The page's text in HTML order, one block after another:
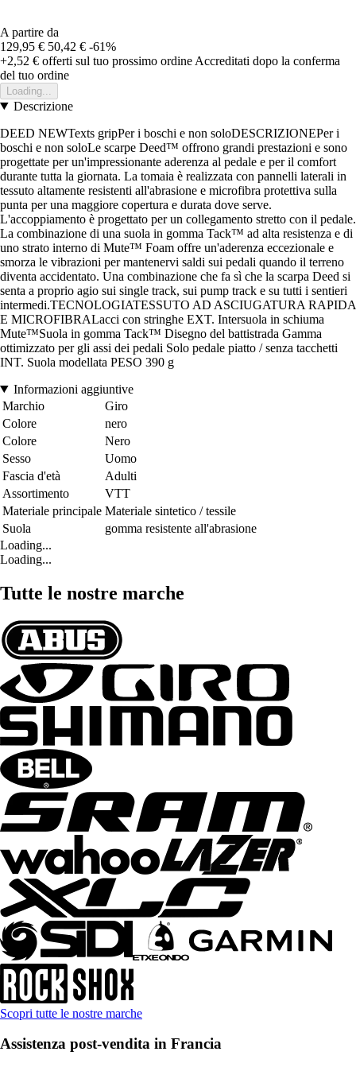
A partire da
129,95 € 50,42 € -61%
+2,52 € offerti sul tuo prossimo ordine Accreditati dopo la conferma
del tuo ordine
Loading...
Descrizione
DEED NEWTexts gripPer i boschi e non soloDESCRIZIONEPer i
boschi e non soloLe scarpe Deed™ offrono grandi prestazioni e sono
progettate per un'impressionante aderenza al pedale e per il comfort
durante tutta la giornata. La tomaia è realizzata con pannelli laterali in
tessuto altamente resistenti all'abrasione e microfibra protettiva sulla
punta per una maggiore copertura e durata dove serve.
L'accoppiamento è progettato per un collegamento stretto con il pedale.
La combinazione di una suola in gomma Tack™ ad alta resistenza e di
uno strato interno di Mute™ Foam offre un'aderenza eccezionale e
smorza le vibrazioni per mantenervi saldi sui pedali quando il terreno
diventa accidentato. Una combinazione che fa sì che la scarpa Deed si
senta a proprio agio sui single track, sui pump track e su tutti i sentieri
intermedi.TECNOLOGIATESSUTO AD ASCIUGATURA RAPIDA
E MICROFIBRALacci con stringhe EXT. Intersuola in schiuma
Mute™Suola in gomma Tack™ Disegno del battistrada Gamma
ottimizzato per gli assi dei pedali Solo pedale piatto / senza tacchetti
INT. Suola modellata PESO 390 g
Informazioni aggiuntive
Marchio
Giro
Colore
nero
Colore
Nero
Sesso
Uomo
Fascia d'età
Adulti
Assortimento
VTT
Materiale principale Materiale sintetico / tessile
Suola
gomma resistente all'abrasione
Loading...
Loading...
Tutte le nostre marche
Scopri tutte le nostre marche
Assistenza post-vendita in Francia